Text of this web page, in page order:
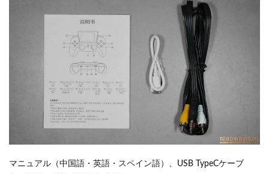
マニュアル（中国語・英語・スペイン語）、USB TypeCケーブ